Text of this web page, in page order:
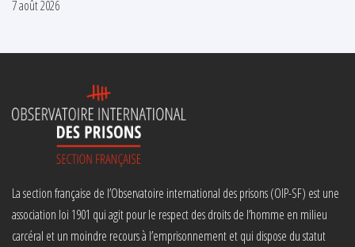
7 août 2026
La section française de l’Observatoire international des prisons (OIP-SF) est une
association loi 1901 qui agit pour le respect des droits de l’homme en milieu
carcéral et un moindre recours à l’emprisonnement et qui dispose du statut